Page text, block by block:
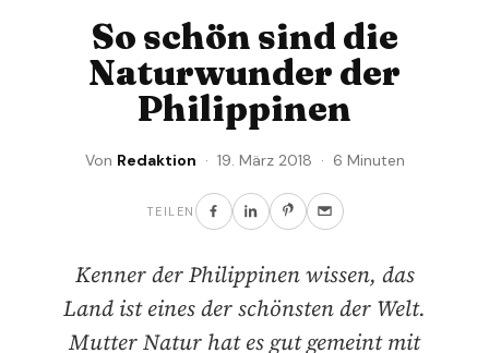
So schön sind die
Naturwunder der
Philippinen
Von Redaktion · 19. März 2018 · 6 Minuten
TEILEN
Kenner der Philippinen wissen, das
Land ist eines der schönsten der Welt.
Mutter Natur hat es gut gemeint mit